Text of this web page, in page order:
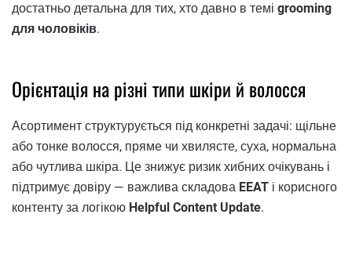
достатньо детальна для тих, хто давно в темі grooming
для чоловіків.
Орієнтація на різні типи шкіри й волосся
Асортимент структурується під конкретні задачі: щільне
або тонке волосся, пряме чи хвилясте, суха, нормальна
або чутлива шкіра. Це знижує ризик хибних очікувань і
підтримує довіру — важлива складова EEAT і корисного
контенту за логікою Helpful Content Update.